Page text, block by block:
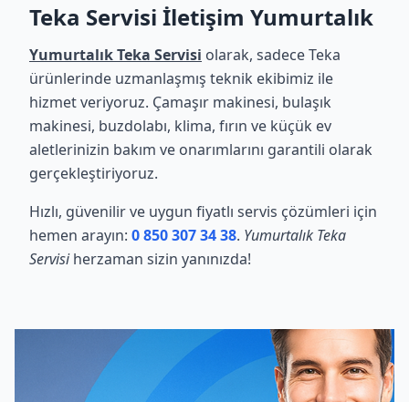
Teka Servisi İletişim Yumurtalık
Yumurtalık Teka Servisi olarak, sadece Teka
ürünlerinde uzmanlaşmış teknik ekibimiz ile
hizmet veriyoruz. Çamaşır makinesi, bulaşık
makinesi, buzdolabı, klima, fırın ve küçük ev
aletlerinizin bakım ve onarımlarını garantili olarak
gerçekleştiriyoruz.
Hızlı, güvenilir ve uygun fiyatlı servis çözümleri için
hemen arayın: 0 850 307 34 38. Yumurtalık Teka
Servisiherzaman sizin yanınızda!